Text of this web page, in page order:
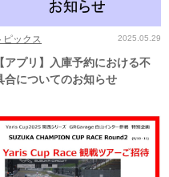
ピックス 2025.05.29
【アプリ】入庫予約における不
合についてのお知らせ